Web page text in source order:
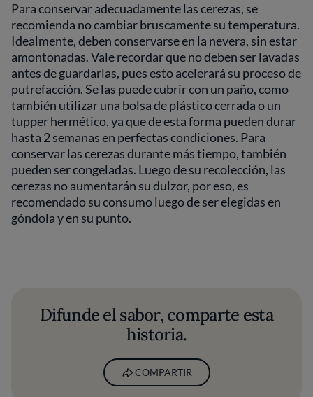
Para conservar adecuadamente las cerezas, se
recomienda no cambiar bruscamente su temperatura.
Idealmente, deben conservarse en la nevera, sin estar
amontonadas. Vale recordar que no deben ser lavadas
antes de guardarlas, pues esto acelerará su proceso de
putrefacción. Se las puede cubrir con un paño, como
también utilizar una bolsa de plástico cerrada o un
tupper hermético, ya que de esta forma pueden durar
hasta 2 semanas en perfectas condiciones. Para
conservar las cerezas durante más tiempo, también
pueden ser congeladas. Luego de su recolección, las
cerezas no aumentarán su dulzor, por eso, es
recomendado su consumo luego de ser elegidas en
góndola y en su punto.
Difunde el sabor, comparte esta
historia.
COMPARTIR